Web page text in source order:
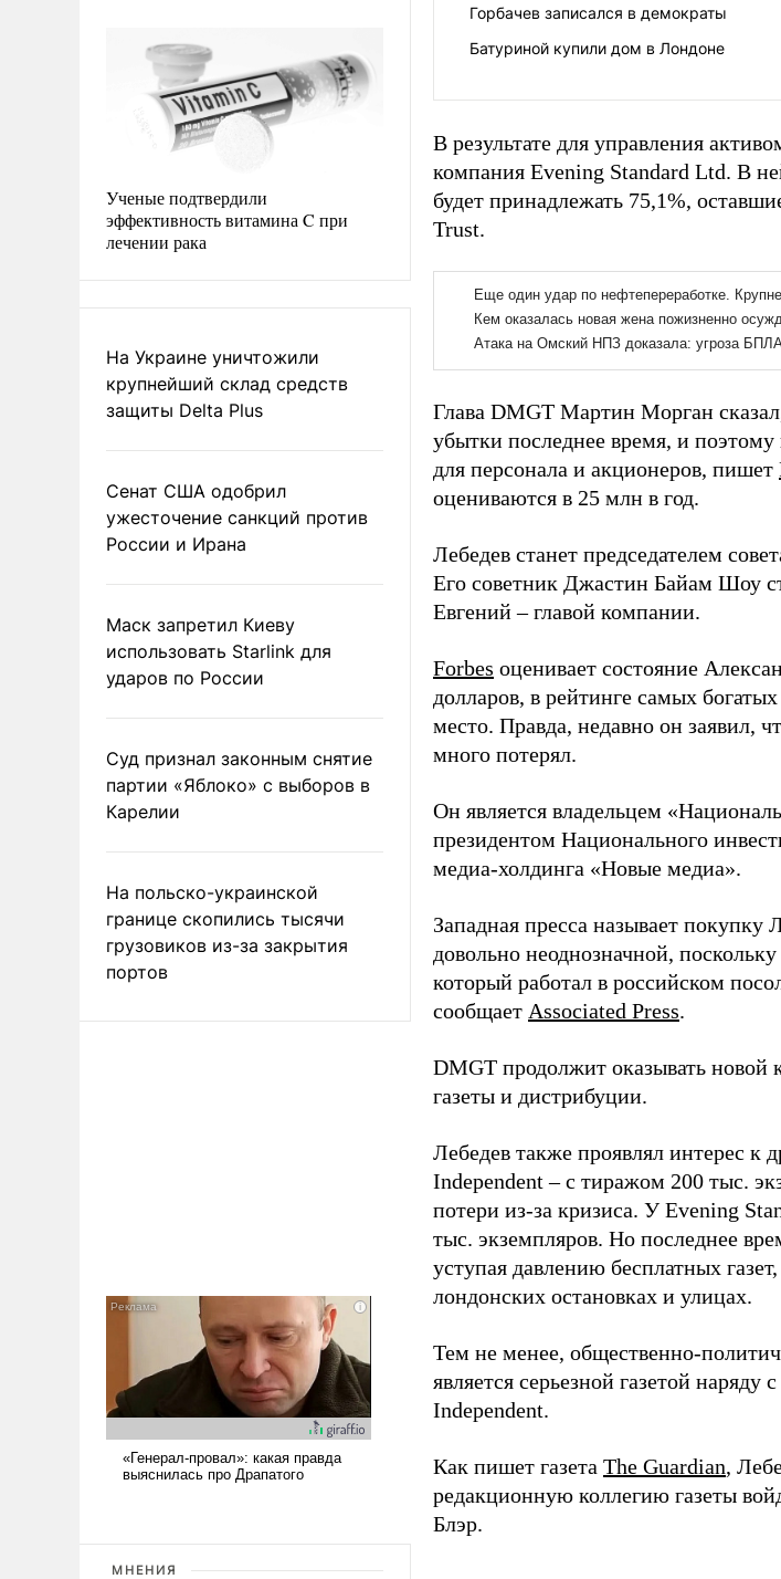
Ученые подтвердили
эффективность витамина C при
лечении рака
На Украине уничтожили
крупнейший склад средств
защиты Delta Plus
Сенат США одобрил
ужесточение санкций против
России и Ирана
Маск запретил Киеву
использовать Starlink для
ударов по России
Суд признал законным снятие
партии «Яблоко» с выборов в
Карелии
На польско-украинской
границе скопились тысячи
грузовиков из-за закрытия
портов
МНЕНИЯ
Горбачев записался в демократы
Батуриной купили дом в Лондоне
В результате для управления
компания Evening Standard Ltd. В
будет принадлежать 75,1%,
Trust.
Глава DMGT Мартин Морган
убытки последнее время, и
для персонала и акционеров, пишет
оцениваются в 25 млн в год.
Лебедев станет председателем
Его советник Джастин Байам Шоу
Евгений – главой компании.
Forbes оценивает состояние
долларов, в рейтинге самых
место. Правда, недавно он заявил,
много потерял.
Он является владельцем
президентом Национального
медиа-холдинга «Новые медиа».
Западная пресса называет покупку
довольно неоднозначной,
который работал в российском
сообщает Associated Press.
DMGT продолжит оказывать новой
газеты и дистрибуции.
Лебедев также проявлял интерес к
Independent – с тиражом 200 тыс.
потери из-за кризиса. У Evening
тыс. экземпляров. Но последнее
уступая давлению бесплатных
лондонских остановках и улицах.
Тем не менее, общественно-
является серьезной газетой наряду
Independent.
Как пишет газета The Guardian,
редакционную коллегию газеты
Блэр.